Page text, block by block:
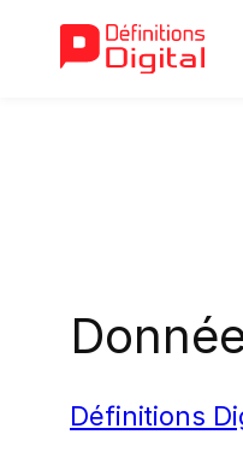
Définitions